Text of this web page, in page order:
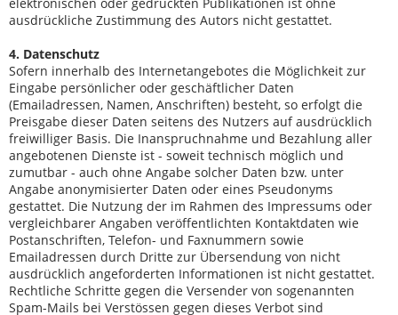
ausdrückliche Zustimmung des Autors nicht gestattet.
4. Datenschutz
Sofern innerhalb des Internetangebotes die Möglichkeit zur
Eingabe persönlicher oder geschäftlicher Daten
(Emailadressen, Namen, Anschriften) besteht, so erfolgt die
Preisgabe dieser Daten seitens des Nutzers auf ausdrücklich
freiwilliger Basis. Die Inanspruchnahme und Bezahlung aller
angebotenen Dienste ist - soweit technisch möglich und
zumutbar - auch ohne Angabe solcher Daten bzw. unter
Angabe anonymisierter Daten oder eines Pseudonyms
gestattet. Die Nutzung der im Rahmen des Impressums oder
vergleichbarer Angaben veröffentlichten Kontaktdaten wie
Postanschriften, Telefon- und Faxnummern sowie
Emailadressen durch Dritte zur Übersendung von nicht
ausdrücklich angeforderten Informationen ist nicht gestattet.
Rechtliche Schritte gegen die Versender von sogenannten
Spam-Mails bei Verstössen gegen dieses Verbot sind